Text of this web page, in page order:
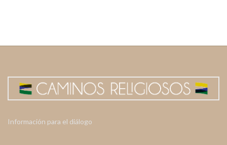
Información para el diálogo